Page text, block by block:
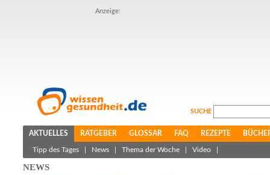
Anzeige:
SUCHE
AKTUELLES RATGEBER GLOSSAR FAQ REZEPTE
Tipp des Tages News Thema der Woche Video
NEWS